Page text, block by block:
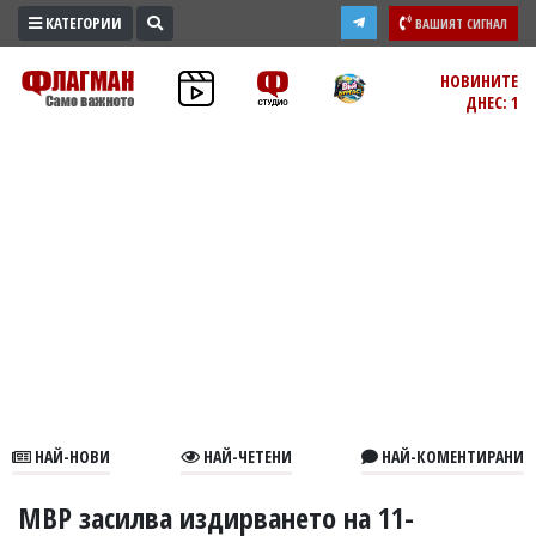
ПРОМО
ЗОНА
В
КАТЕГОРИИ ВАШИЯТ СИГНАЛ
НОВИНИТЕ
ДНЕС: 1
НАЙ-НОВИ НАЙ-ЧЕТЕНИ НАЙ-КОМЕНТИРАНИ
МВР засилва издирването на 11-